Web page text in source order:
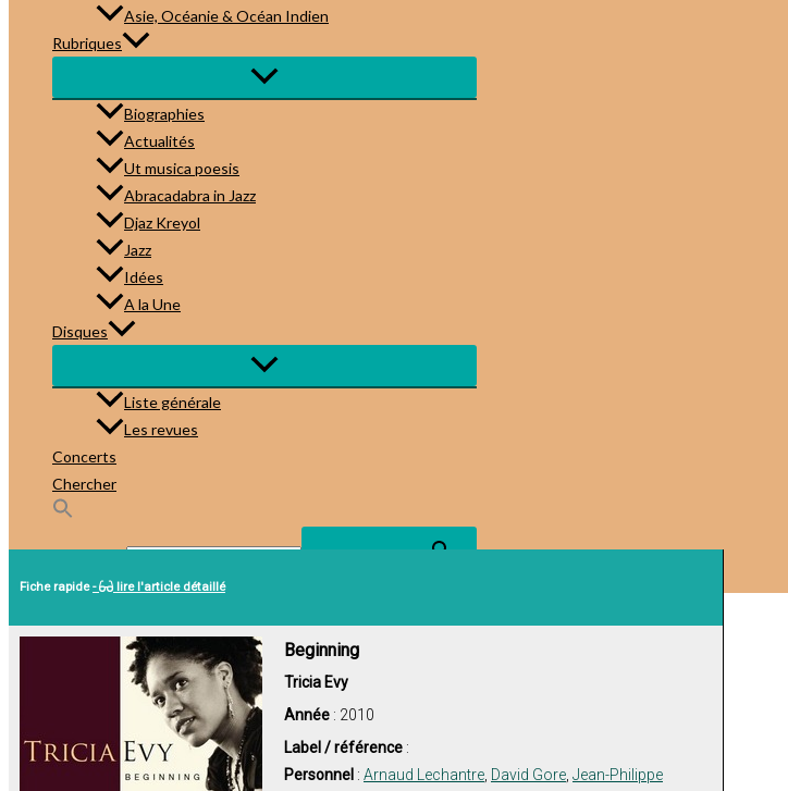
Asie, Océanie & Océan Indien
Rubriques
Biographies
Actualités
Ut musica poesis
Abracadabra in Jazz
Djaz Kreyol
Jazz
Idées
A la Une
Disques
Liste générale
Les revues
Concerts
Chercher
Search Button
Fiche rapide- lire l'article détaillé
Beginning
Tricia Evy
Année : 2010
Label / référence :
Personnel : Arnaud Lechantre David Gore Jean-Philippe